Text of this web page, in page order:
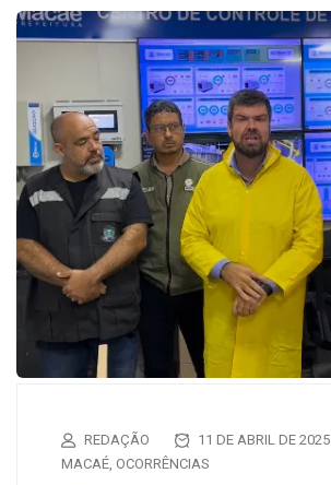
REDAÇÃO
11 DE ABRIL DE 2025
MACAÉ OCORRÊNCIAS